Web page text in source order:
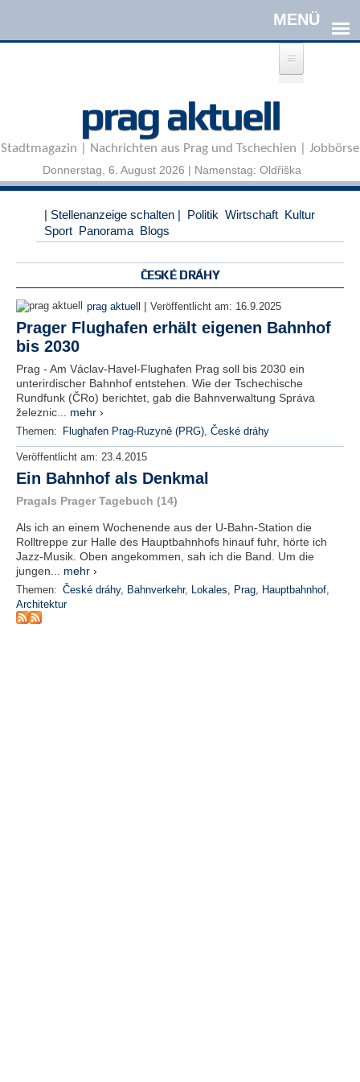
l
e
n
|
e
s
i
e
n
E
R
M
prag aktuell
Stadtmagazin | Nachrichten aus Prag und Tschechien | Jobbörse
Donnerstag, 6. August 2026 | Namenstag: Oldřiška
| Stellenanzeige schalten | Politik Wirtschaft Kultur
Sport Panorama Blogs
ČESKÉ DRÁHY
prag aktuell | Veröffentlicht am: 16.9.2025
Prager Flughafen erhält eigenen Bahnhof
bis 2030
Prag - Am Václav-Havel-Flughafen Prag soll bis 2030 ein
unterirdischer Bahnhof entstehen. Wie der Tschechische
Rundfunk (ČRo) berichtet, gab die Bahnverwaltung Správa
železnic... mehr ›
Themen: Flughafen Prag-Ruzyně (PRG), České dráhy
Veröffentlicht am: 23.4.2015
Ein Bahnhof als Denkmal
Pragals Prager Tagebuch (14)
Als ich an einem Wochenende aus der U-Bahn-Station die
Rolltreppe zur Halle des Hauptbahnhofs hinauf fuhr, hörte ich
Jazz-Musik. Oben angekommen, sah ich die Band. Um die
jungen... mehr ›
Themen: České dráhy, Bahnverkehr, Lokales, Prag, Hauptbahnhof,
Architektur